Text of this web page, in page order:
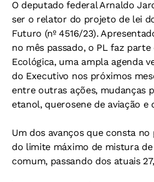
O deputado federal Arnaldo
ser o relator do projeto de lei
Futuro (nº 4516/23).
no mês passado, o PL faz
Ecológica, uma ampla agenda
do Executivo nos próximos
entre outras ações, mudanças
etanol, querosene de aviação e
Um dos avanços que consta
do limite máximo de mistura
comum, passando dos atuais